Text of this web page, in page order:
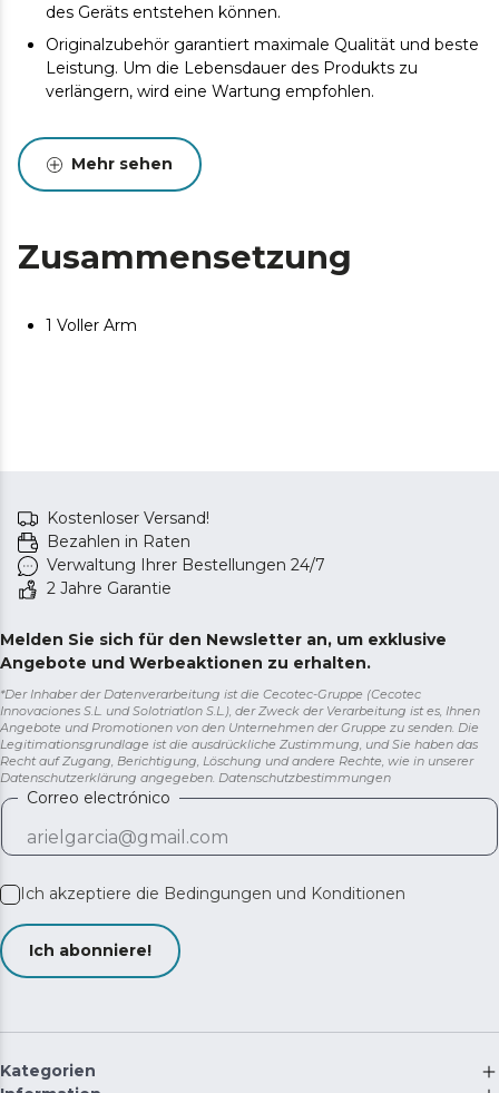
des Geräts entstehen können.
Originalzubehör garantiert maximale Qualität und beste
Leistung. Um die Lebensdauer des Produkts zu
verlängern, wird eine Wartung empfohlen.
Mehr sehen
Zusammensetzung
1 Voller Arm
Kostenloser Versand!
Bezahlen in Raten
Verwaltung Ihrer Bestellungen 24/7
2 Jahre Garantie
Melden Sie sich für den Newsletter an, um exklusive
Angebote und Werbeaktionen zu erhalten.
*Der Inhaber der Datenverarbeitung ist die Cecotec-Gruppe (Cecotec
Innovaciones S.L. und Solotriatlon S.L.), der Zweck der Verarbeitung ist es, Ihnen
Angebote und Promotionen von den Unternehmen der Gruppe zu senden. Die
Legitimationsgrundlage ist die ausdrückliche Zustimmung, und Sie haben das
Recht auf Zugang, Berichtigung, Löschung und andere Rechte, wie in unserer
Datenschutzerklärung angegeben. Datenschutzbestimmungen
Correo electrónico
Ich akzeptiere die Bedingungen und Konditionen
Ich abonniere!
Kategorien